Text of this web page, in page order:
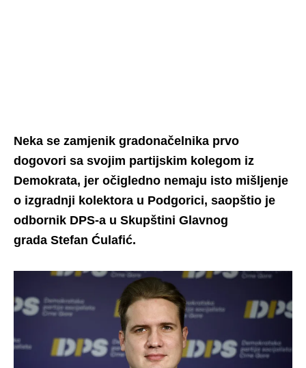
Neka se zamjenik gradonačelnika prvo
dogovori sa svojim partijskim kolegom iz
Demokrata, jer očigledno nemaju isto mišljenje
o izgradnji kolektora u Podgorici, saopštio je
odbornik DPS-a u Skupštini Glavnog
grada Stefan Ćulafić.